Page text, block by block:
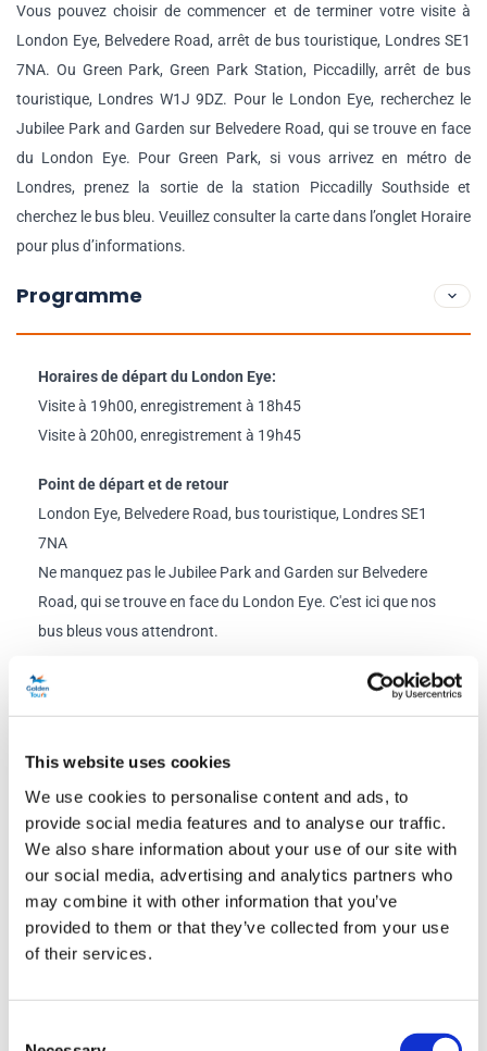
This website uses cookies
We use cookies to personalise content and ads, to
provide social media features and to analyse our traffic.
We also share information about your use of our site with
our social media, advertising and analytics partners who
may combine it with other information that you’ve
provided to them or that they’ve collected from your use
of their services.
Vous pouvez choisir de commencer et de terminer votre visite à
London Eye, Belvedere Road, arrêt de bus touristique, Londres SE1
7NA. Ou Green Park, Green Park Station, Piccadilly, arrêt de bus
touristique, Londres W1J 9DZ. Pour le London Eye, recherchez le
Jubilee Park and Garden sur Belvedere Road, qui se trouve en face
du London Eye. Pour Green Park, si vous arrivez en métro de
Londres, prenez la sortie de la station Piccadilly Southside et
cherchez le bus bleu. Veuillez consulter la carte dans l’onglet Horaire
pour plus d’informations.
Programme
Horaires de départ du London Eye:
Visite à 19h00, enregistrement à 18h45
Visite à 20h00, enregistrement à 19h45
Point de départ et de retour
London Eye, Belvedere Road, bus touristique, Londres SE1
7NA
Ne manquez pas le Jubilee Park and Garden sur Belvedere
Road, qui se trouve en face du London Eye. C'est ici que nos
bus bleus vous attendront.
Horaires de départ du Green Park:
Visite à 20h00, enregistrement à 19h45
Visite à 21h00, enregistrement à 20h45
Point de départ et de retour
Station Green Park, Piccadilly, arrêt de bus touristique,
Londres W1J 9DZ
Faites attention au bus bleu de Golden Tours.